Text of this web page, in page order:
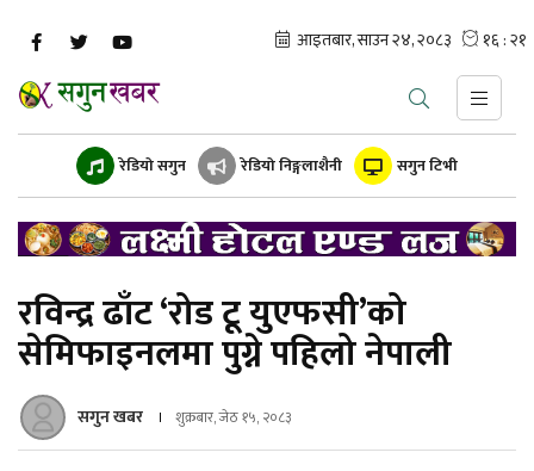
रेडियो सगुन रेडियो निङ्गलाशैनी सगुन टिभी
रविन्द्र ढाँट ‘रोड टू युएफसी’को
सेमिफाइनलमा पुग्ने पहिलो नेपाली
सगुन खबर शुक्रबार, जेठ १५, २०८३